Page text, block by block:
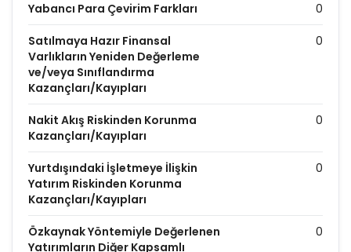
Yabancı Para Çevirim Farkları 0
Satılmaya Hazır Finansal
Varlıkların Yeniden Değerleme
ve/veya Sınıflandırma
Kazançları/Kayıpları
0
Nakit Akış Riskinden Korunma
Kazançları/Kayıpları
0
Yurtdışındaki İşletmeye İlişkin
Yatırım Riskinden Korunma
Kazançları/Kayıpları
0
Özkaynak Yöntemiyle Değerlenen
Yatırımların Diğer Kapsamlı
0